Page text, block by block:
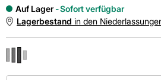
Auf Lager
Sofort verfügbar
Lagerbestand in den